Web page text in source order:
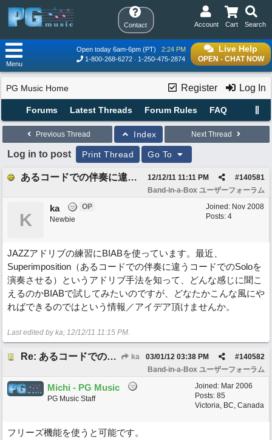
Contact Search
Cart
Account
Live Help
OPEN - CHAT NOW
Open today 6am-6pm (PT)
2:24 PM
1-800-268-6272
1-250-475-2874
Menu
Register Log In
PG Music Home
Forums Latest Threads Forum Rules FAQ
Previous Thread Index Next Thread
Log in to post Print Thread Go To
あるコードでの伴奏に違うコードでのSoloを演奏させる方法ないか。 #140581
12/12/11 11:11 PM
Band-in-a-Box ユーザーフォーラム
Joined: Nov 2008
Posts: 4
K
ka
OP
Newbie
JAZZアドリブの練習にBIABを使っています。最近、
Superimposition（あるコードでの伴奏に違うコードでのSoloを
演奏させる）というアドリブ手法を知って、どんな感じに聞こ
えるのかBIABで試してみたいのですが、どなたかこんな風にや
ればできるのではという情報／アイデア頂けませんか。
Last edited by ka; 12/12/11 11:15 PM.
Re: あるコードでの伴奏に違うコードでのSoloを演奏させる方法ないか。 ka #140582
03/01/12 03:38 PM
Band-in-a-Box ユーザーフォーラム
Joined: Mar 2006
Posts: 85
Victoria, BC, Canada
Michi - PG Music
PG Music Staff
フリーズ機能を使うと可能です。